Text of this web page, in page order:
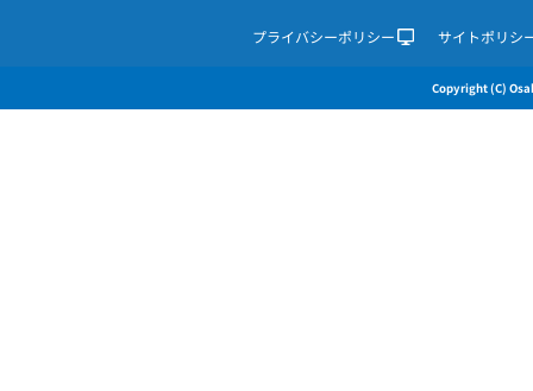
プライバシーポリシー サイトポリシ
Copyright (C)